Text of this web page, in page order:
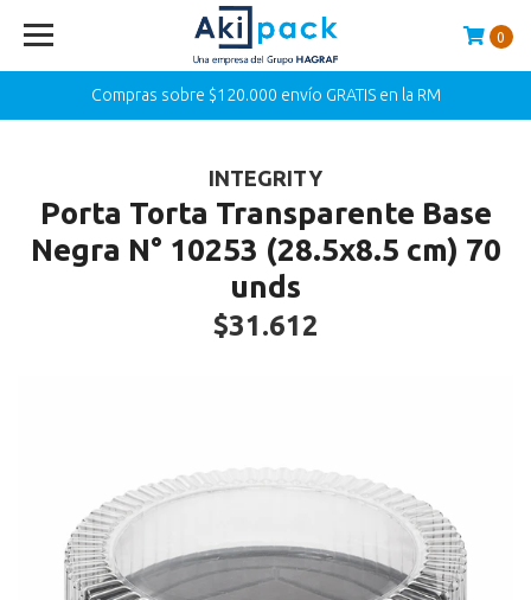
Compras sobre $120.000 envío GRATIS en la RM
0
INTEGRITY
Porta Torta Transparente Base
Negra N° 10253 (28.5x8.5 cm) 70
unds
$31.612